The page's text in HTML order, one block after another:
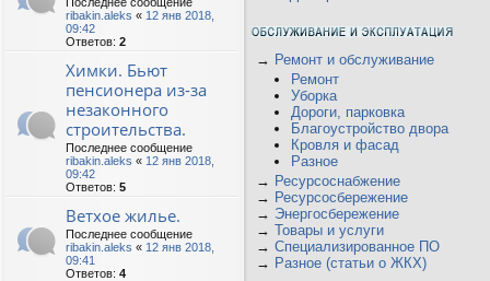
ribakin.aleks « 12 янв 2018,
09:42
Ответов: 2
Химки. Бьют
пенсионера из-за
незаконного
строительства.
Последнее сообщение
ribakin.aleks « 12 янв 2018,
09:42
Ответов: 5
Ветхое жилье.
Последнее сообщение
ribakin.aleks « 12 янв 2018,
09:41
Ответов: 4
→ Ремонт и обслуживание
Ремонт
Уборка
Дороги, парковка
Благоустройство двора
Кровля и фасад
Разное
→ Ресурсоснабжение
→ Ресурсосбережение
→ Энергосбережение
→ Товары и услуги
→ Специализированное ПО
→ Разное (статьи о ЖКХ)